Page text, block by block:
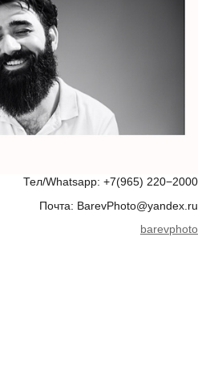
Тел/Whatsapp: +7(965) 220−2000
Почта: BarevPhoto@yandex.ru
barevphoto